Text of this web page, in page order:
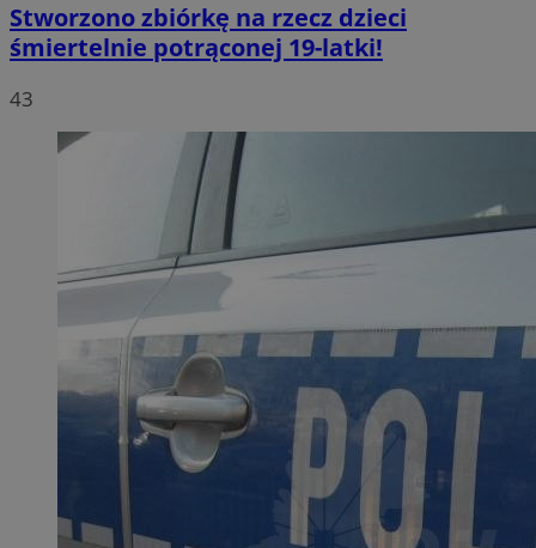
Stworzono zbiórkę na rzecz dzieci
śmiertelnie potrąconej 19-latki!
43